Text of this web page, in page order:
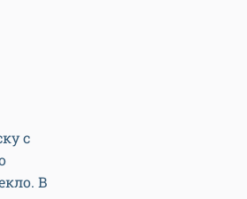
с
В